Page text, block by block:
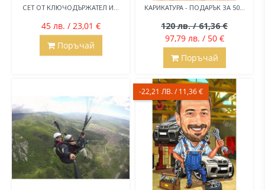
СЕТ ОТ КЛЮЧОДЪРЖАТЕЛ И...
45 лв. / 23,01 €
Поръчай
KАРИКАТУРА - ПОДАРЪК ЗА 50...
120 лв. / 61,36 €
97,79 лв. / 50 €
Поръчай
-22,21 ЛВ. / 11,36 €